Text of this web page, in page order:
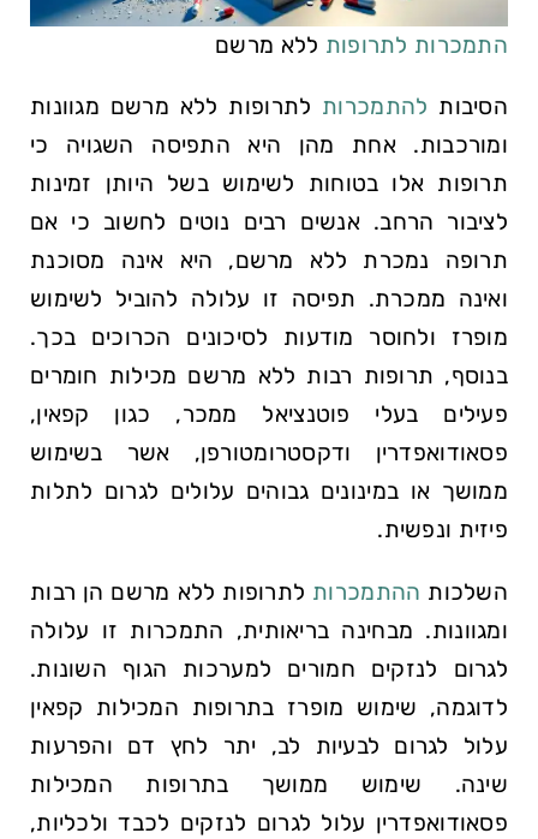
התמכרות לתרופות ללא מרשם
הסיבות להתמכרות לתרופות ללא מרשם מגוונות
ומורכבות. אחת מהן היא התפיסה השגויה כי
תרופות אלו בטוחות לשימוש בשל היותן זמינות
לציבור הרחב. אנשים רבים נוטים לחשוב כי אם
תרופה נמכרת ללא מרשם, היא אינה מסוכנת
ואינה ממכרת. תפיסה זו עלולה להוביל לשימוש
מופרז ולחוסר מודעות לסיכונים הכרוכים בכך.
בנוסף, תרופות רבות ללא מרשם מכילות חומרים
פעילים בעלי פוטנציאל ממכר, כגון קפאין,
פסאודואפדרין ודקסטרומטורפן, אשר בשימוש
ממושך או במינונים גבוהים עלולים לגרום לתלות
פיזית ונפשית.
השלכות ההתמכרות לתרופות ללא מרשם הן רבות
ומגוונות. מבחינה בריאותית, התמכרות זו עלולה
לגרום לנזקים חמורים למערכות הגוף השונות.
לדוגמה, שימוש מופרז בתרופות המכילות קפאין
עלול לגרום לבעיות לב, יתר לחץ דם והפרעות
שינה. שימוש ממושך בתרופות המכילות
פסאודואפדרין עלול לגרום לנזקים לכבד ולכליות,